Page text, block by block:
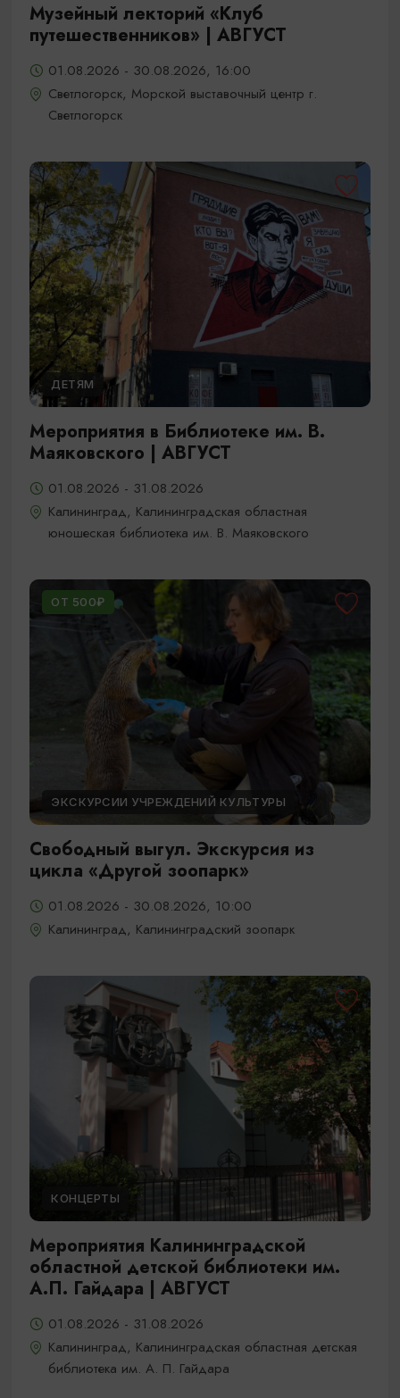
Музейный лекторий «Клуб
путешественников» | АВГУСТ
01.08.2026 - 30.08.2026, 16:00
Светлогорск, Морской выставочный центр г.
Светлогорск
ДЕТЯМ
Мероприятия в Библиотеке им. В.
Маяковского | АВГУСТ
01.08.2026 - 31.08.2026
Калининград, Калининградская областная
юношеская библиотека им. В. Маяковского
ОТ 500₽
ЭКСКУРСИИ УЧРЕЖДЕНИЙ КУЛЬТУРЫ
Свободный выгул. Экскурсия из
цикла «Другой зоопарк»
01.08.2026 - 30.08.2026, 10:00
Калининград, Калининградский зоопарк
КОНЦЕРТЫ
Мероприятия Калининградской
областной детской библиотеки им.
А.П. Гайдара | АВГУСТ
01.08.2026 - 31.08.2026
Калининград, Калининградская областная детская
библиотека им. А. П. Гайдара